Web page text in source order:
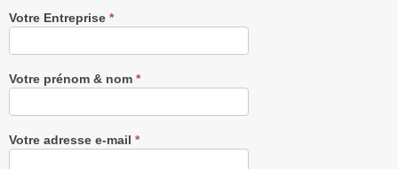
Recevez
notre
gratuitement
Votre Entreprise *
Votre prénom & nom *
Votre adresse e-mail *